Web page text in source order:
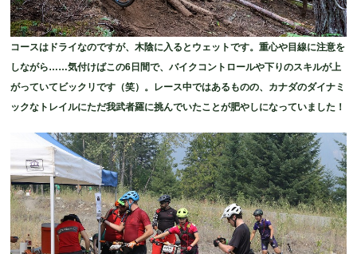
コースはドライなのですが、木陰に入るとウェットです。重心や目線に注意を
しながら……気付けばこの6日間で、バイクコントロールや下りのスキルが上
がっていてビックリです（笑）。レース中ではあるものの、カナダのダイナミ
ックなトレイルにただ我武者羅に挑んでいたことが肥やしになっていました！